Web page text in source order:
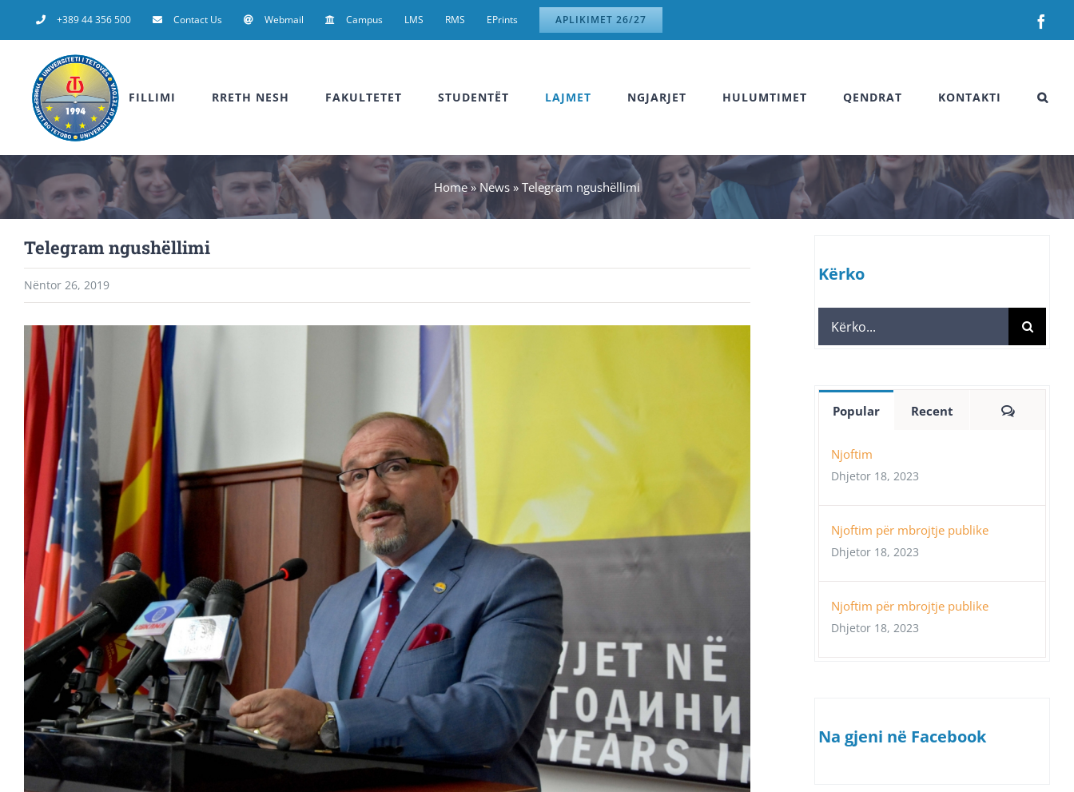
to
+389 44 356 500 Contact Us Webmail Campus LMS RMS EPrints APLIKIMET 26/27
FILLIMI RRETH NESH FAKULTETET STUDENTËT LAJMET NGJARJET HULUMTIMET QENDRAT KONTAKTI
Home»News » Telegram ngushëllimi
Telegram ngushëllimi
Nëntor 26, 2019
View
Larger
Image
Kërko
Search
for:
Popular Recent
Njoftim
Dhjetor 18, 2023
Njoftim për mbrojtje publike
Dhjetor 18, 2023
Njoftim për mbrojtje publike
Dhjetor 18, 2023
Na gjeni në Facebook